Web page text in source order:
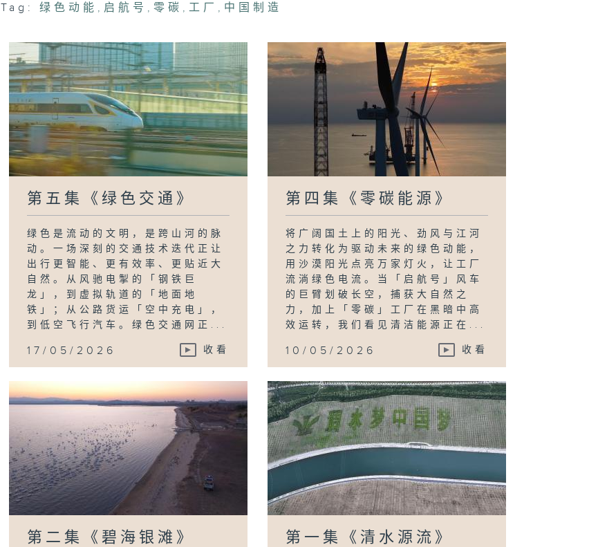
Tag:
绿色动能 , 启航号 ,零碳 ,工厂 , 中国制造
第五集《绿色交通》
绿色是流动的文明，是跨山河的脉
动。一场深刻的交通技术迭代正让
出行更智能、更有效率、更贴近大
自然。从风驰电掣的「钢铁巨
龙」，到虚拟轨道的「地面地
铁」；从公路货运「空中充电」，
到低空飞行汽车。绿色交通网正...
17/05/2026 收看
第四集《零碳能源》
将广阔国土上的阳光、劲风与江河
之力转化为驱动未来的绿色动能，
用沙漠阳光点亮万家灯火，让工厂
流淌绿色电流。当「启航号」风车
的巨臂划破长空，捕获大自然之
力，加上「零碳」工厂在黑暗中高
效运转，我们看见清洁能源正在...
10/05/2026 收看
第二集《碧海银滩》 第一集《清水源流》